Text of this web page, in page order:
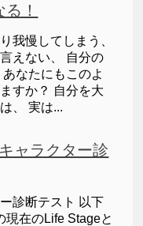
！
我慢してしまう、
えない、 自分の
なたにもこのよ
すか？ 自分を大
、 実は...
ャラクター診
診断テスト 以下
現在のLife Stageと